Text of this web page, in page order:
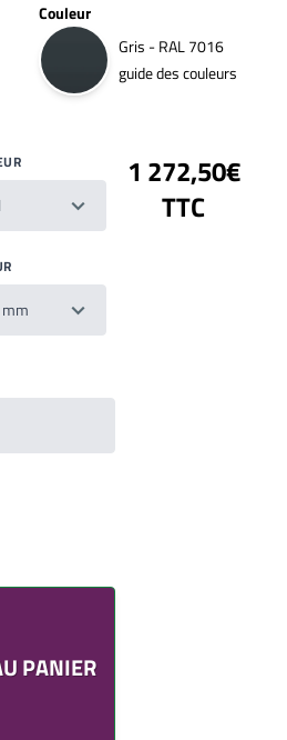
Couleur
Gris - RAL 7016
guide des couleurs
1 272,50€
TTC
PANIER